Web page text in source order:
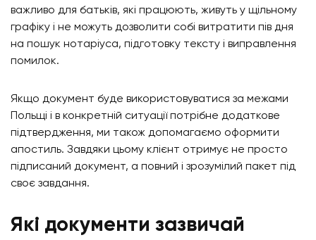
важливо для батьків, які працюють, живуть у щільному
графіку і не можуть дозволити собі витратити пів дня
на пошук нотаріуса, підготовку тексту і виправлення
помилок.
Якщо документ буде використовуватися за межами
Польщі і в конкретній ситуації потрібне додаткове
підтвердження, ми також допомагаємо оформити
апостиль. Завдяки цьому клієнт отримує не просто
підписаний документ, а повний і зрозумілий пакет під
своє завдання.
Які документи зазвичай